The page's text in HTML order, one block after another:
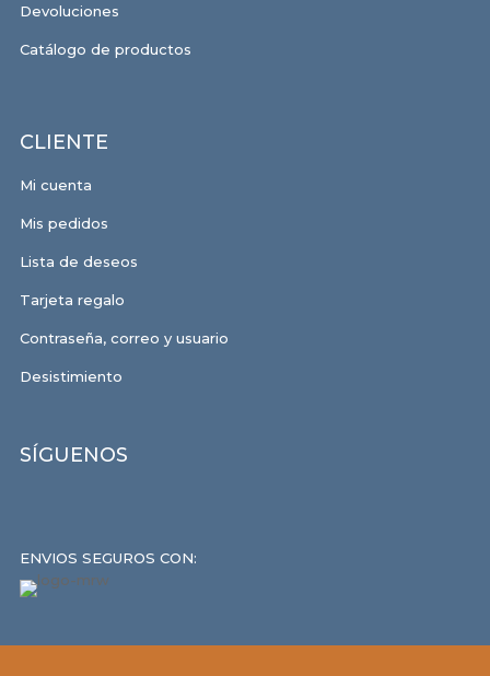
Devoluciones
Catálogo de productos
CLIENTE
Mi cuenta
Mis pedidos
Lista de deseos
Tarjeta regalo
Contraseña, correo y usuario
Desistimiento
SÍGUENOS
ENVIOS SEGUROS CON: